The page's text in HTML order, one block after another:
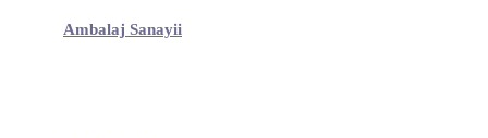
Ambalaj Sanayii